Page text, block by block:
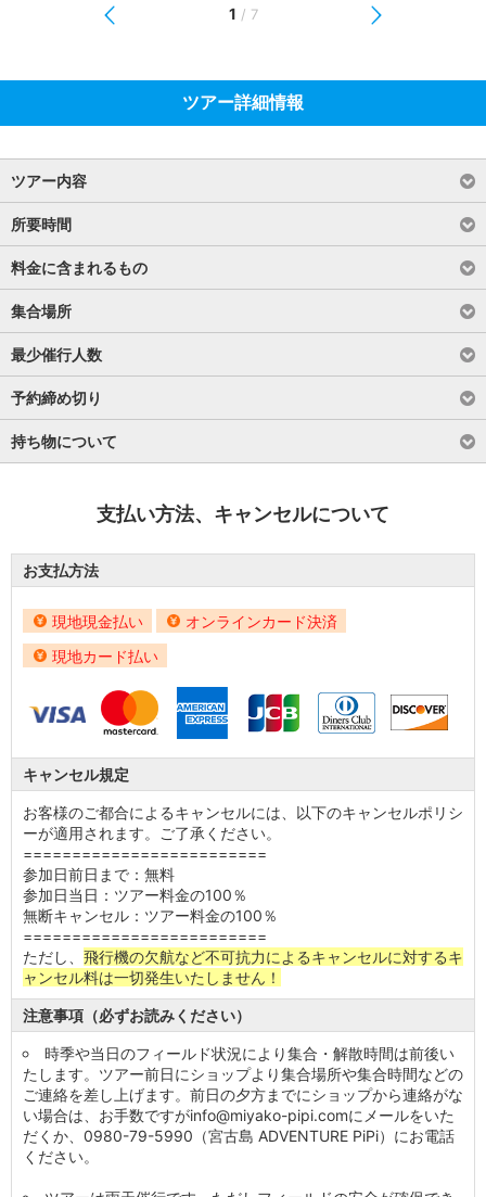
1 / 7
ツアー詳細情報
ツアー内容
所要時間
料金に含まれるもの
集合場所
最少催行人数
予約締め切り
持ち物について
支払い方法、キャンセルについて
お支払方法
現地現金払い
オンラインカード決済
現地カード払い
キャンセル規定
お客様のご都合によるキャンセルには、以下のキャンセルポリシ
ーが適用されます。ご了承ください。
=========================
参加日前日まで：無料
参加日当日：ツアー料金の100％
無断キャンセル：ツアー料金の100％
=========================
ただし、 飛行機の欠航など不可抗力によるキャンセルに対するキ
ャンセル料は一切発生いたしません！
注意事項（必ずお読みください）
時季や当日のフィールド状況により集合・解散時間は前後い
たします。ツアー前日にショップより集合場所や集合時間などの
ご連絡を差し上げます。前日の夕方までにショップから連絡がな
い場合は、お手数ですがinfo@miyako-pipi.comにメールをいた
だくか、0980-79-5990（宮古島 ADVENTURE PiPi）にお電話
ください。